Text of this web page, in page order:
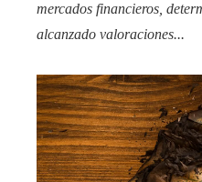
mercados financieros,
alcanzado valoraciones...